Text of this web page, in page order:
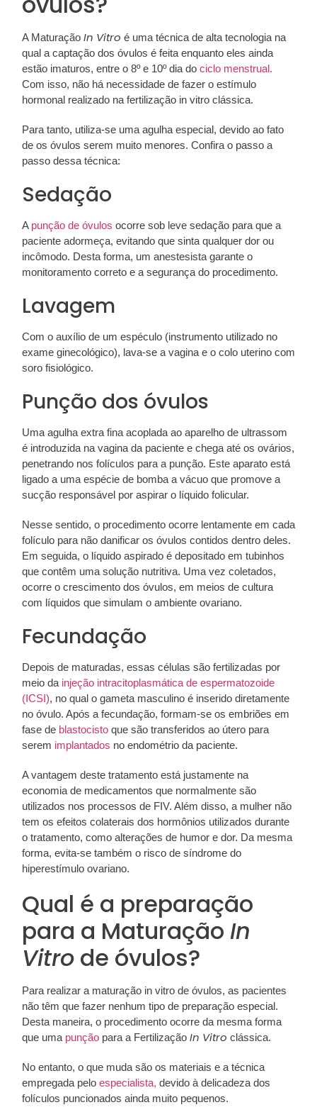
A Maturação In Vitro é uma técnica de alta tecnologia na
qual a captação dos óvulos é feita enquanto eles ainda
estão imaturos, entre o 8º e 10º dia do ciclo menstrual.
Com isso, não há necessidade de fazer o estímulo
hormonal realizado na fertilização in vitro clássica.
Para tanto, utiliza-se uma agulha especial, devido ao fato
de os óvulos serem muito menores. Confira o passo a
passo dessa técnica:
Sedação
Apunção de óvulos ocorre sob leve sedação para que a
paciente adormeça, evitando que sinta qualquer dor ou
incômodo. Desta forma, um anestesista garante o
monitoramento correto e a segurança do procedimento.
Lavagem
Com o auxílio de um espéculo (instrumento utilizado no
exame ginecológico), lava-se a vagina e o colo uterino com
soro fisiológico.
Punção dos óvulos
Uma agulha extra fina acoplada ao aparelho de ultrassom
é introduzida na vagina da paciente e chega até os ovários,
penetrando nos folículos para a punção. Este aparato está
ligado a uma espécie de bomba a vácuo que promove a
sucção responsável por aspirar o líquido folicular.
Nesse sentido, o procedimento ocorre lentamente em cada
folículo para não danificar os óvulos contidos dentro deles.
Em seguida, o líquido aspirado é depositado em tubinhos
que contêm uma solução nutritiva. Uma vez coletados,
ocorre o crescimento dos óvulos, em meios de cultura
com líquidos que simulam o ambiente ovariano.
Fecundação
Depois de maturadas, essas células são fertilizadas por
meio da injeção intracitoplasmática de espermatozoide
(ICSI), no qual o gameta masculino é inserido diretamente
no óvulo. Após a fecundação, formam-se os embriões em
fase deblastocistoque são transferidos ao útero para
serem implantados no endométrio da paciente.
A vantagem deste tratamento está justamente na
economia de medicamentos que normalmente são
utilizados nos processos de FIV. Além disso, a mulher não
tem os efeitos colaterais dos hormônios utilizados durante
o tratamento, como alterações de humor e dor. Da mesma
forma, evita-se também o risco de síndrome do
hiperestímulo ovariano.
Qual é a preparação
para a Maturação In
Vitrode óvulos?
Para realizar a maturação in vitro de óvulos, as pacientes
não têm que fazer nenhum tipo de preparação especial.
Desta maneira, o procedimento ocorre da mesma forma
que uma punçãopara a Fertilização In Vitro clássica.
No entanto, o que muda são os materiais e a técnica
empregada peloespecialista, devido à delicadeza dos
folículos puncionados ainda muito pequenos.